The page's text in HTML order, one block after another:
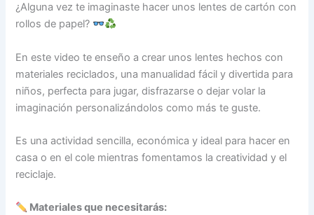
¿Alguna vez te imaginaste hacer unos lentes de cartón con
rollos de papel?
En este video te enseño a crear unos lentes hechos con
materiales reciclados, una manualidad fácil y divertida para
niños, perfecta para jugar, disfrazarse o dejar volar la
imaginación personalizándolos como más te guste.
Es una actividad sencilla, económica y ideal para hacer en
casa o en el cole mientras fomentamos la creatividad y el
reciclaje.
Materiales que necesitarás: